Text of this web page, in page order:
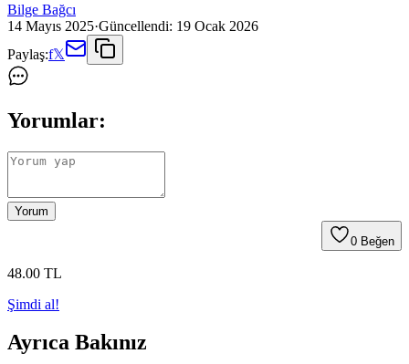
Bilge Bağcı
14 Mayıs 2025·Güncellendi: 19 Ocak 2026
Paylaş:f𝕏
Yorumlar:
Yorum
0 Beğen
48.00 TL
Şimdi al!
Ayrıca Bakınız